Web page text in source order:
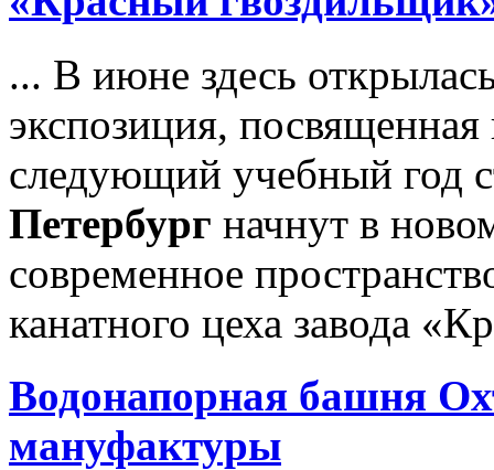
... В июне здесь
экспозиция,
следующий учебный
Петербург начнут в
современное
канатного цеха завода
Водонапорная башня
мануфактуры